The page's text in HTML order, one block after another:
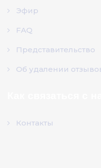
Эфир
FAQ
Представительство
Об удалении
Контакты